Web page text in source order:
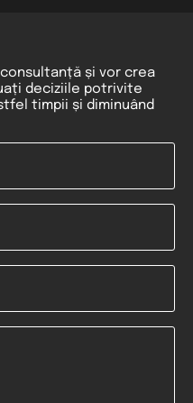
și vor crea
deciziile potrivite
timpii și diminuând